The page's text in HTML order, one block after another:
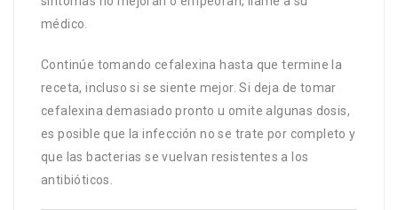
médico.
Continúe tomando cefalexina hasta que termine la
receta, incluso si se siente mejor. Si deja de tomar
cefalexina demasiado pronto u omite algunas dosis,
es posible que la infección no se trate por completo y
que las bacterias se vuelvan resistentes a los
antibióticos.